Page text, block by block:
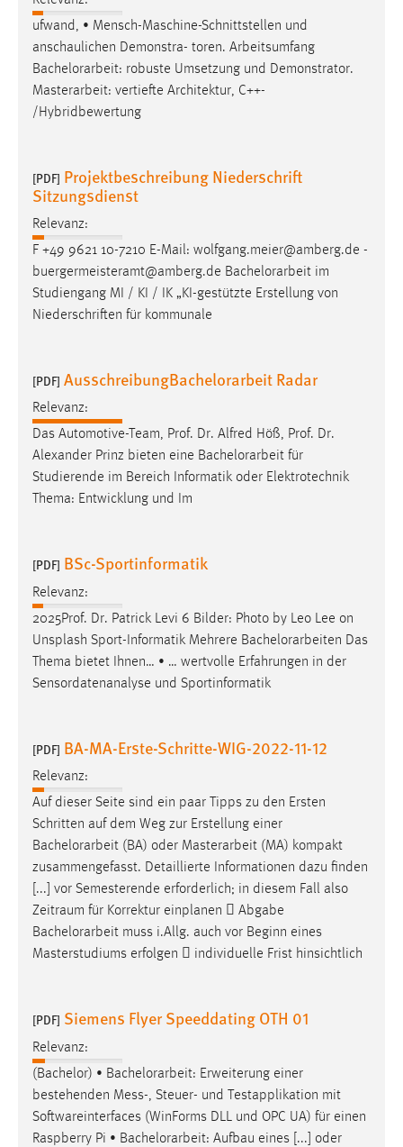
ufwand, • Mensch-Maschine-Schnittstellen und
anschaulichen Demonstra- toren. Arbeitsumfang
Bachelorarbeit: robuste Umsetzung und Demonstrator.
Masterarbeit: vertiefte Architektur, C++-
/Hybridbewertung
[PDF] Projektbeschreibung Niederschrift
Sitzungsdienst
Relevanz:
F +49 9621 10-7210 E-Mail: wolfgang.meier@amberg.de -
buergermeisteramt@amberg.de Bachelorarbeit im
Studiengang MI / KI / IK „KI-gestützte Erstellung von
Niederschriften für kommunale
[PDF] AusschreibungBachelorarbeit Radar
Relevanz:
Das Automotive-Team, Prof. Dr. Alfred Höß, Prof. Dr.
Alexander Prinz bieten eine Bachelorarbeit für
Studierende im Bereich Informatik oder Elektrotechnik
Thema: Entwicklung und Im
[PDF] BSc-Sportinformatik
Relevanz:
2025Prof. Dr. Patrick Levi 6 Bilder: Photo by Leo Lee on
Unsplash Sport-Informatik Mehrere Bachelorarbeiten Das
Thema bietet Ihnen… • … wertvolle Erfahrungen in der
Sensordatenanalyse und Sportinformatik
[PDF] BA-MA-Erste-Schritte-WIG-2022-11-12
Relevanz:
Auf dieser Seite sind ein paar Tipps zu den Ersten
Schritten auf dem Weg zur Erstellung einer
Bachelorarbeit (BA) oder Masterarbeit (MA) kompakt
zusammengefasst. Detaillierte Informationen dazu finden
[...] vor Semesterende erforderlich; in diesem Fall also
Zeitraum für Korrektur einplanen  Abgabe
Bachelorarbeit muss i.Allg. auch vor Beginn eines
Masterstudiums erfolgen  individuelle Frist hinsichtlich
[PDF] Siemens Flyer Speeddating OTH 01
Relevanz:
(Bachelor) • Bachelorarbeit: Erweiterung einer
bestehenden Mess-, Steuer- und Testapplikation mit
Softwareinterfaces (WinForms DLL und OPC UA) für einen
Raspberry Pi • Bachelorarbeit: Aufbau eines [...] oder
EXTERNE MEDIEN
Um Inhalte von Videoplattformen und Social Media
Plattformen anzeigen zu können, werden von diesen
externen Medien Cookies gesetzt.
YouTube
Vimeo